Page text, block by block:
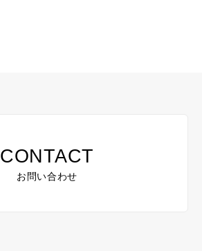
CONTACT
お問い合わせ